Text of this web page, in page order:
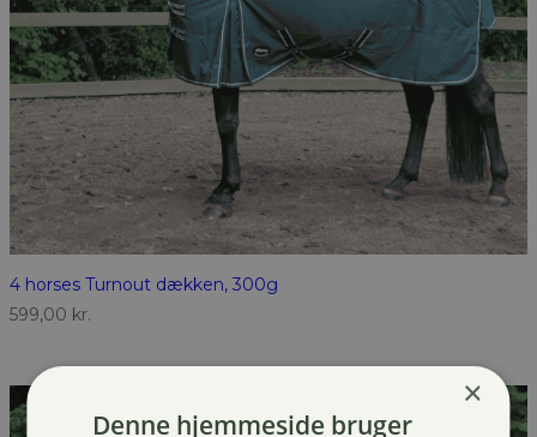
4 horses Turnout dækken, 300g
599,00 kr.
×
Denne hjemmeside bruger